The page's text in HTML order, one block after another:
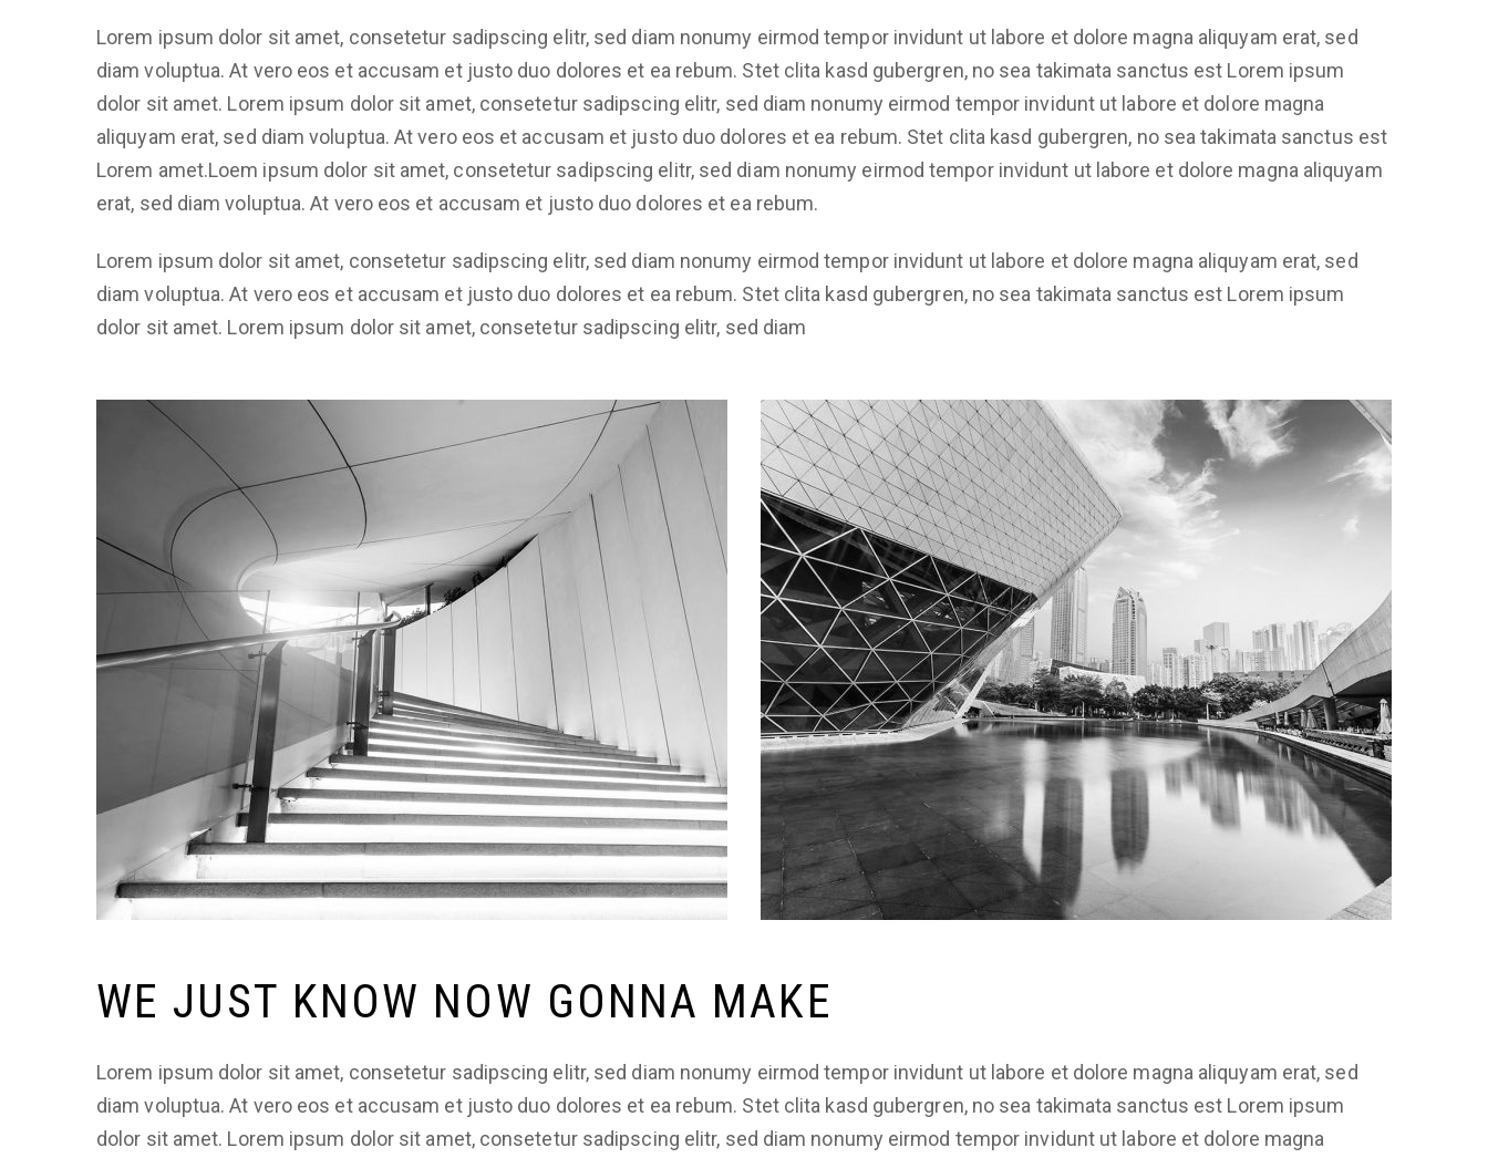
Lorem ipsum dolor sit amet, consetetur sadipscing elitr, sed diam nonumy eirmod tempor invidunt ut labore et dolore magna aliquyam erat, sed
diam voluptua. At vero eos et accusam et justo duo dolores et ea rebum. Stet clita kasd gubergren, no sea takimata sanctus est Lorem ipsum
dolor sit amet. Lorem ipsum dolor sit amet, consetetur sadipscing elitr, sed diam nonumy eirmod tempor invidunt ut labore et dolore magna
aliquyam erat, sed diam voluptua. At vero eos et accusam et justo duo dolores et ea rebum. Stet clita kasd gubergren, no sea takimata sanctus est
Lorem amet.Loem ipsum dolor sit amet, consetetur sadipscing elitr, sed diam nonumy eirmod tempor invidunt ut labore et dolore magna aliquyam
erat, sed diam voluptua. At vero eos et accusam et justo duo dolores et ea rebum.
Lorem ipsum dolor sit amet, consetetur sadipscing elitr, sed diam nonumy eirmod tempor invidunt ut labore et dolore magna aliquyam erat, sed
diam voluptua. At vero eos et accusam et justo duo dolores et ea rebum. Stet clita kasd gubergren, no sea takimata sanctus est Lorem ipsum
dolor sit amet. Lorem ipsum dolor sit amet, consetetur sadipscing elitr, sed diam
WE JUST KNOW NOW GONNA MAKE
Lorem ipsum dolor sit amet, consetetur sadipscing elitr, sed diam nonumy eirmod tempor invidunt ut labore et dolore magna aliquyam erat, sed
diam voluptua. At vero eos et accusam et justo duo dolores et ea rebum. Stet clita kasd gubergren, no sea takimata sanctus est Lorem ipsum
dolor sit amet. Lorem ipsum dolor sit amet, consetetur sadipscing elitr, sed diam nonumy eirmod tempor invidunt ut labore et dolore magna